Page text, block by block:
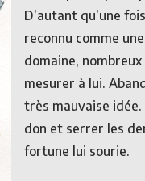
D’autant qu’une
reconnu comme
domaine,
mesurer à lui.
très mauvaise
don et serrer les
fortune lui sourie.